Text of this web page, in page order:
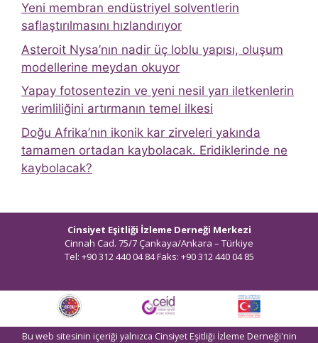
Yeni membran endüstriyel solventlerin
saflaştırılmasını hızlandırıyor
Asteroit Nysa’nın nadir üç loblu yapısı, oluşum
modellerine meydan okuyor
Yapay fotosentezin ve yeni nesil yarı iletkenlerin
verimliliğini artırmanın temel ilkesi
Doğu Afrika’nın ikonik kar zirveleri yakında
tamamen ortadan kaybolacak. Eridiklerinde ne
kaybolacak?
Cinsiyet Eşitliği İzleme Derneği Merkezi
Cinnah Cad. 75/7 Çankaya/Ankara – Türkiye
Tel: +90 312 440 04 84 Faks: +90 312 440 04 85
Bu web sitesinin içeriği yalnızca Cinsiyet Eşitliği İzleme Derneği'nin